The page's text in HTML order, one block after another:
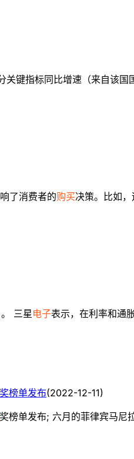
关键指标同比增速（来自该国
了消费者的购买决策。比如
三星 电子表示，在利率和通
榜单发布(2022-12-11)
奖榜单发布; 六月的菲律宾马尼